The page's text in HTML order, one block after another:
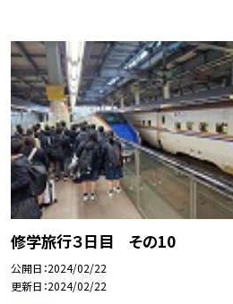
修学旅行３日目 その10
公開日 2024/02/22
更新日 2024/02/22